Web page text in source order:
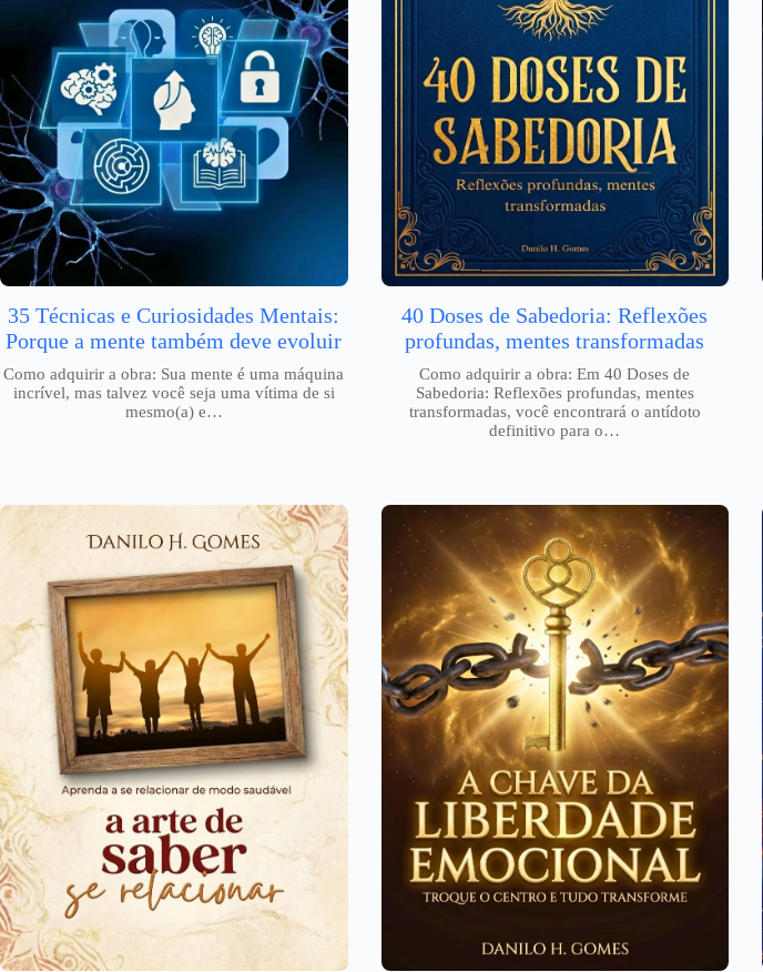
35 Técnicas e Curiosidades Mentais:
Porque a mente também deve evoluir
Como adquirir a obra: Sua mente é uma máquina
incrível, mas talvez você seja uma vítima de si
mesmo(a) e…
40 Doses de Sabedoria: Reflexões
profundas, mentes transformadas
Como adquirir a obra: Em 40 Doses de
Sabedoria: Reflexões profundas, mentes
transformadas, você encontrará o antídoto
definitivo para o…